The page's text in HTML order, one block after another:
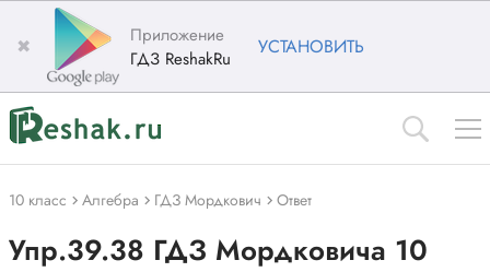
✖
Приложение
ГДЗ ReshakRu
УСТАНОВИТЬ
10 класс Алгебра ГДЗ Мордкович Ответ
Упр.39.38 ГДЗ Мордковича 10